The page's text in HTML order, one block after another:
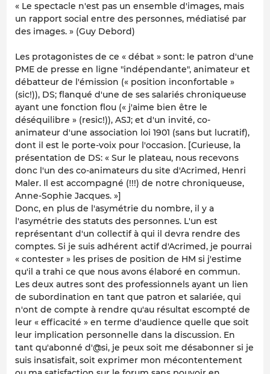
« Le spectacle n'est pas un ensemble d'images, mais
un rapport social entre des personnes, médiatisé par
des images. » (Guy Debord)
Les protagonistes de ce « débat » sont: le patron d'une
PME de presse en ligne "indépendante", animateur et
débatteur de l'émission (« position inconfortable »
(sic!)), DS; flanqué d'une de ses salariés chroniqueuse
ayant une fonction flou (« j'aime bien être le
déséquilibre » (resic!)), ASJ; et d'un invité, co-
animateur d'une association loi 1901 (sans but lucratif),
dont il est le porte-voix pour l'occasion. [Curieuse, la
présentation de DS: « Sur le plateau, nous recevons
donc l'un des co-animateurs du site d'Acrimed, Henri
Maler. Il est accompagné (!!!) de notre chroniqueuse,
Anne-Sophie Jacques. »]
Donc, en plus de l'asymétrie du nombre, il y a
l'asymétrie des statuts des personnes. L'un est
représentant d'un collectif à qui il devra rendre des
comptes. Si je suis adhérent actif d'Acrimed, je pourrai
« contester » les prises de position de HM si j'estime
qu'il a trahi ce que nous avons élaboré en commun.
Les deux autres sont des professionnels ayant un lien
de subordination en tant que patron et salariée, qui
n'ont de compte à rendre qu'au résultat escompté de
leur « efficacité » en terme d'audience quelle que soit
leur implication personnelle dans la discussion. En
tant qu'abonné d'@si, je peux soit me désabonner si je
suis insatisfait, soit exprimer mon mécontentement